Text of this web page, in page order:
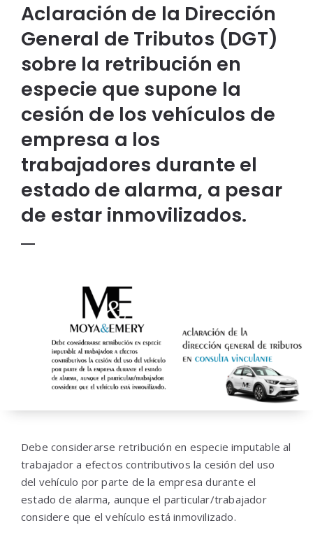
Aclaración de la Dirección
General de Tributos (DGT)
sobre la retribución en
especie que supone la
cesión de los vehículos de
empresa a los
trabajadores durante el
estado de alarma, a pesar
de estar inmovilizados.
Debe considerarse retribución en especie imputable al
trabajador a efectos contributivos la cesión del uso
del vehículo por parte de la empresa durante el
estado de alarma, aunque el particular/trabajador
considere que el vehículo está inmovilizado.